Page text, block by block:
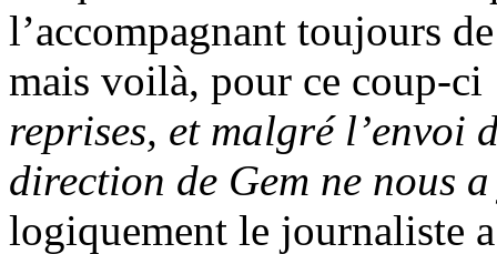
l’accompagnant toujours
mais voilà, pour ce coup-
reprises, et malgré l’envoi
direction de Gem ne nous
logiquement le journaliste